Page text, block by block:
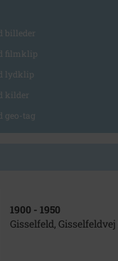
billeder
filmklip
lydklip
kilder
geo-tag
1900 - 1950
Gisselfeld, Gisselfeldvej